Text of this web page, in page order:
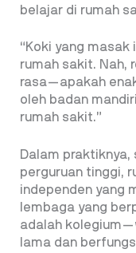
belajar di rumah
“Koki yang masak
rumah sakit. Nah,
rasa—apakah
oleh badan
rumah sakit.”
Dalam
perguruan tinggi,
independen yang
lembaga yang
adalah
lama dan